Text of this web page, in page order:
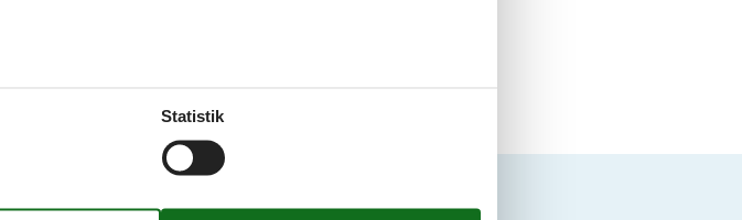
Det siger kunderne om os
Statistik